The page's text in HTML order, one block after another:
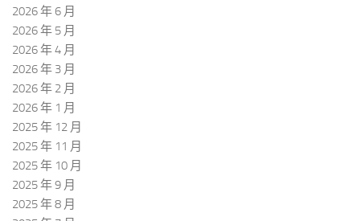
2026 年 6 月
2026 年 5 月
2026 年 4 月
2026 年 3 月
2026 年 2 月
2026 年 1 月
2025 年 12 月
2025 年 11 月
2025 年 10 月
2025 年 9 月
2025 年 8 月